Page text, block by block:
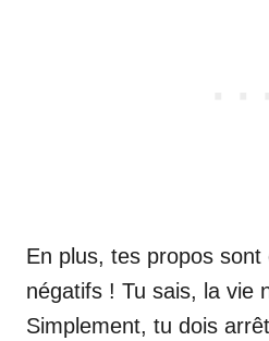
En plus, tes propos
négatifs ! Tu sais, la vie
Simplement, tu dois